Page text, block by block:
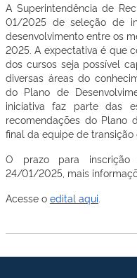
A Superintendência de
01/2025 de seleção de
desenvolvimento entre os
2025. A expectativa é que
dos cursos seja possível
diversas áreas do
do Plano de
iniciativa faz parte das
recomendações do Plano
final da equipe de
O prazo para
24/01/2025, mais
Acesse o edital aqui